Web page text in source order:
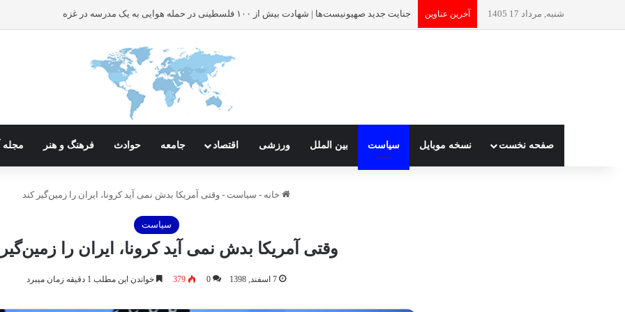
شنبه, مرداد 17 1405 آخرین عناوین جنایت جدید صهیونیست‌ها | شهادت بیش از ۱۰۰ فلسطینی در حمله هوایی به یک مدرسه در غزه
صفحه نخست نسخه موبایل سیاست بین الملل ورزشی اقتصاد جامعه حوادث فرهنگ و هنر مجله
خانه - سیاست - وقتی آمریکا بدش نمی آید کرونا، ایران را زمین‌گیر کند
سیاست
وقتی آمریکا بدش نمی آید کرونا، ایران را
7 اسفند, 1398 0
379 خواندن این مطلب 1 دقیقه زمان میبرد